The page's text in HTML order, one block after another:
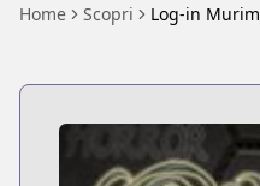
Home Scopri Log-in Murim